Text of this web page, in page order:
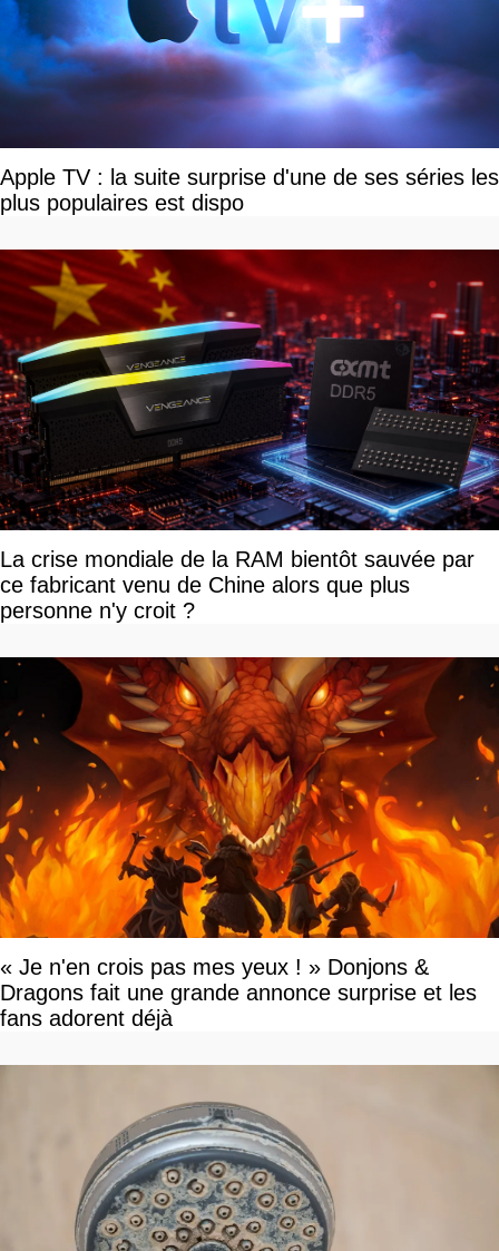
Apple TV : la suite surprise d'une de ses séries les
plus populaires est dispo
La crise mondiale de la RAM bientôt sauvée par
ce fabricant venu de Chine alors que plus
personne n'y croit ?
« Je n'en crois pas mes yeux ! » Donjons &
Dragons fait une grande annonce surprise et les
fans adorent déjà